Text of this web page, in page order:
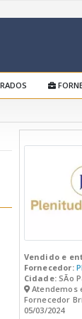
Vendido e
Fornecedor:
Cidade:SÃo
Atendemos
Fornecedor
05/03/2024